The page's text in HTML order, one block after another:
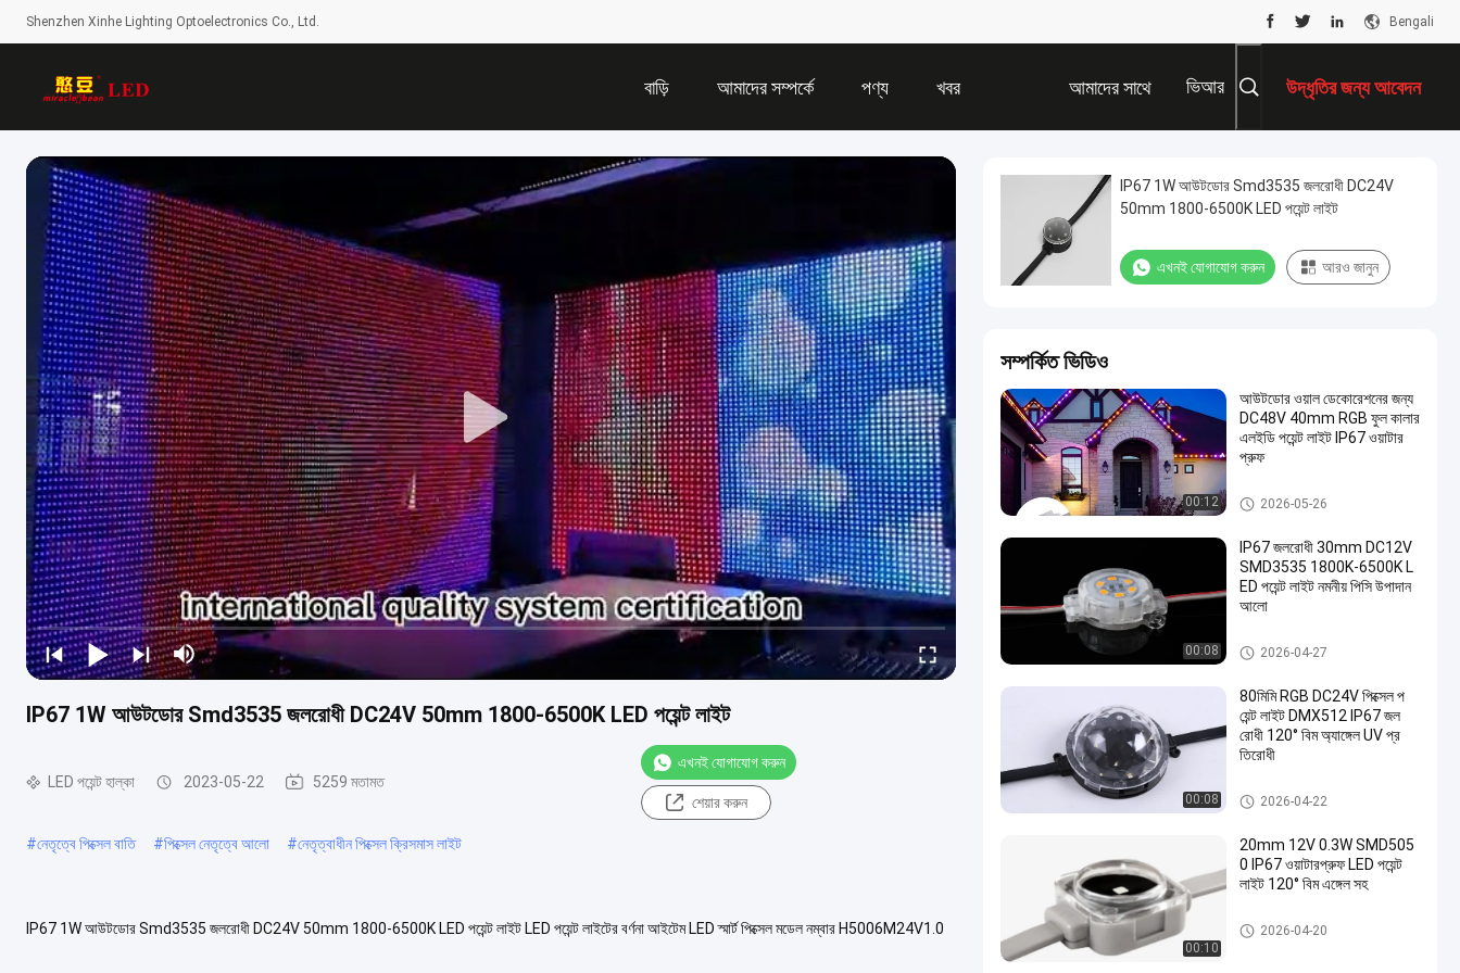
Shenzhen Xinhe Lighting Optoelectronics Co., Ltd. Bengali
বাড়ি আমাদের সম্পর্কে পণ্য খবর আমাদের সাথে
যোগাযোগ করুন
ভিআর উদ্ধৃতির জন্য আবেদন
IP67 1W আউটডোর Smd3535 জলরোধী DC24V 50mm 1800-6500K LED পয়েন্ট লাইট
LED পয়েন্ট হাল্কা 2023-05-22 5259 মতামত
এখনই যোগাযোগ করুন
শেয়ার করুন
#নেতৃত্বে পিক্সেল বাতি #পিক্সেল নেতৃত্বে আলো #নেতৃত্বাধীন পিক্সেল ক্রিসমাস লাইট
IP67 1W আউটডোর Smd3535 জলরোধী DC24V 50mm 1800-6500K LED পয়েন্ট লাইট LED পয়েন্ট লাইটের বর্ণনা আইটেম LED স্মার্ট পিক্সেল মডেল নম্বার H5006M24V1.0
IP67 1W আউটডোর Smd3535 জলরোধী DC24V
50mm 1800-6500K LED পয়েন্ট লাইট
এখনই যোগাযোগ করুন আরও জানুন
সম্পর্কিত ভিডিও
00:12
আউটডোর ওয়াল ডেকোরেশনের জন্য
DC48V 40mm RGB ফুল কালার
এলইডি পয়েন্ট লাইট IP67 ওয়াটার
প্রুফ
এলইডি পয়েন্ট লাইট সোর্স
2026-05-26
00:08
IP67 জলরোধী 30mm DC12V
SMD3535 1800K-6500K L
ED পয়েন্ট লাইট নমনীয় পিসি উপাদান
আলো
এলইডি পয়েন্ট লাইট সোর্স
2026-04-27
00:08
80মিমি RGB DC24V পিক্সেল প
য়েন্ট লাইট DMX512 IP67 জল
রোধী 120° বিম অ্যাঙ্গেল UV প্র
তিরোধী
এলইডি পয়েন্ট লাইট সোর্স
2026-04-22
00:10
20mm 12V 0.3W SMD505
0 IP67 ওয়াটারপ্রুফ LED পয়েন্ট
লাইট 120° বিম এঙ্গেল সহ
LED পয়েন্ট হাল্কা
2026-04-20